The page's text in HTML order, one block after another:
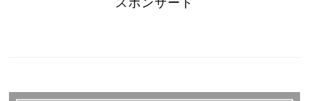
スポンサード